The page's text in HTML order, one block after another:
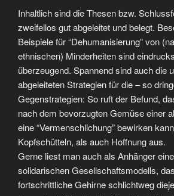
Inhaltlich sind die Thesen bzw.
zweifellos gut abgeleitet und belegt.
Beispiele für “Dehumanisierung” von
ethnischen) Minderheiten sind
überzeugend. Spannend sind auch die
abgeleiteten Strategien für die – so
Gegenstrategien: So ruft der Befund,
nach dem bevorzugten Gemüse einer
eine “Vermenschlichung” bewirken
Kopfschütteln, als auch Hoffnung aus.
Gerne liest man auch als Anhänger
solidarischen Gesellschaftsmodells,
fortschrittliche Gehirne schlichtweg